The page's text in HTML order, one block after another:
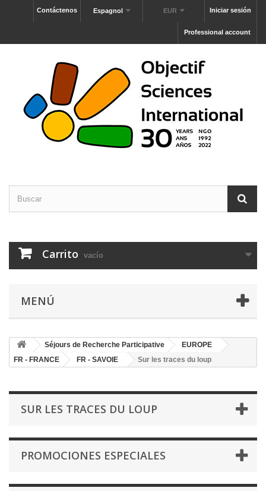
Iniciar sesión
EUR
Espagnol
Contáctenos
Professional account
Carrito vacío
MENÚ
Séjours de Recherche Participative
EUROPE
FR - FRANCE
FR - SAVOIE Sur les traces du loup
SUR LES TRACES DU LOUP
PROMOCIONES ESPECIALES